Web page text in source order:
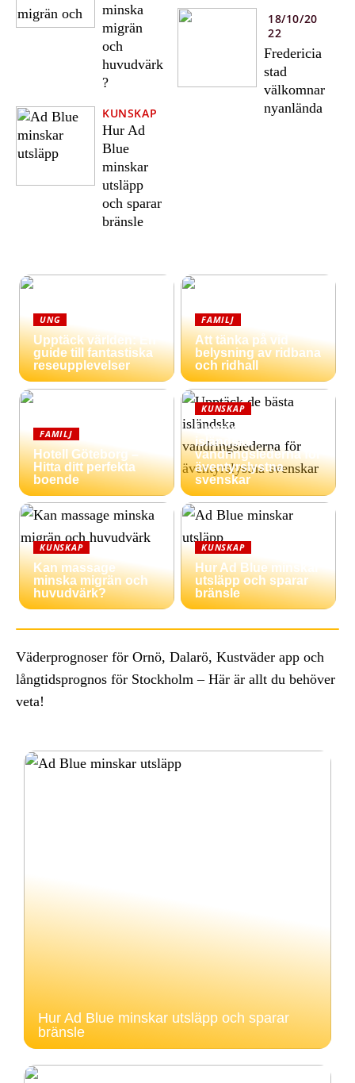
minska
migrän
och
huvudvärk
?
KUNSKAP
Hur Ad
Blue
minskar
utsläpp
och sparar
bränsle
18/10/20
22
Fredericia
stad
välkomnar
nyanlända
UNG
Upptäck världen: En
guide till fantastiska
reseupplevelser
FAMILJ
Att tänka på vid
belysning av ridbana
och ridhall
FAMILJ
Hotell Göteborg –
Hitta ditt perfekta
boende
KUNSKAP
Upptäck de bästa
isländska
vandringslederna för
äventyrslystna
svenskar
KUNSKAP
Kan massage
minska migrän och
huvudvärk?
KUNSKAP
Hur Ad Blue minskar
utsläpp och sparar
bränsle
Väderprognoser för Ornö, Dalarö, Kustväder app och
långtidsprognos för Stockholm – Här är allt du behöver
veta!
Hur Ad Blue minskar utsläpp och sparar
bränsle